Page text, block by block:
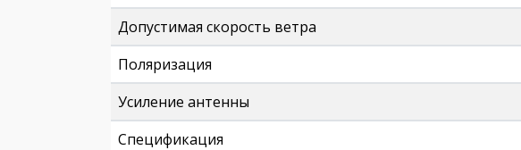
Допустимая скорость ветра
Поляризация
Усиление антенны
Спецификация